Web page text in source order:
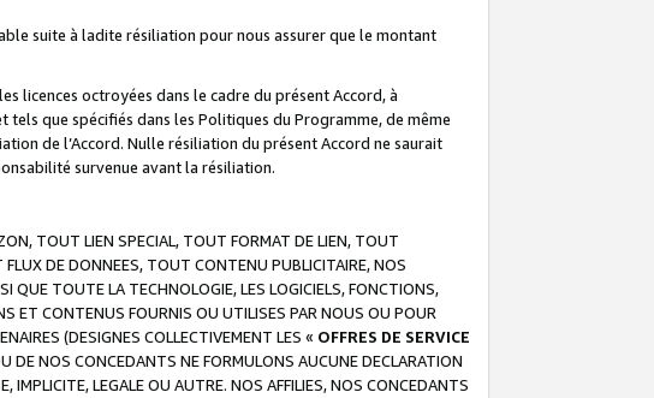
suite à ladite résiliation pour nous assurer que le montant
licences octroyées dans le cadre du présent Accord, à
que spécifiés dans les Politiques du Programme, de même
de l’Accord. Nulle résiliation du présent Accord ne saurait
survenue avant la résiliation.
TOUT LIEN SPECIAL, TOUT FORMAT DE LIEN, TOUT
DE DONNEES, TOUT CONTENU PUBLICITAIRE, NOS
QUE TOUTE LA TECHNOLOGIE, LES LOGICIELS, FONCTIONS,
ET CONTENUS FOURNIS OU UTILISES PAR NOUS OU POUR
(DESIGNES COLLECTIVEMENT LES « OFFRES DE SERVICE
DE NOS CONCEDANTS NE FORMULONS AUCUNE DECLARATION
IMPLICITE, LEGALE OU AUTRE. NOS AFFILIES, NOS CONCEDANTS